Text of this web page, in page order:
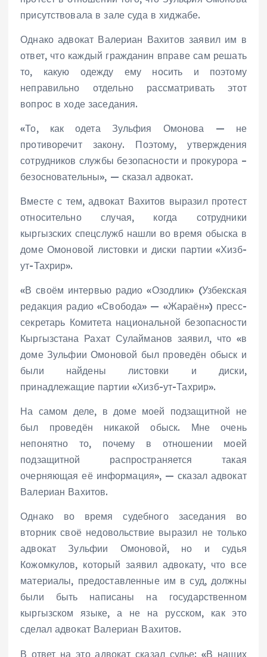
присутствовала в зале суда в хиджабе.
Однако адвокат Валериан Вахитов заявил им в
ответ, что каждый гражданин вправе сам решать
то, какую одежду ему носить и поэтому
неправильно отдельно рассматривать этот
вопрос в ходе заседания.
«То, как одета Зульфия Омонова — не
противоречит закону. Поэтому, утверждения
сотрудников службы безопасности и прокурора –
безосновательны», — сказал адвокат.
Вместе с тем, адвокат Вахитов выразил протест
относительно случая, когда сотрудники
кыргызских спецслужб нашли во время обыска в
доме Омоновой листовки и диски партии «Хизб-
ут-Тахрир».
«В своём интервью радио «Озодлик» (Узбекская
редакция радио «Свобода» — «Жараён») пресс-
секретарь Комитета национальной безопасности
Кыргызстана Рахат Сулайманов заявил, что «в
доме Зульфии Омоновой был проведён обыск и
были найдены листовки и диски,
принадлежащие партии «Хизб-ут-Тахрир».
На самом деле, в доме моей подзащитной не
был проведён никакой обыск. Мне очень
непонятно то, почему в отношении моей
подзащитной распространяется такая
очерняющая её информация», — сказал адвокат
Валериан Вахитов.
Однако во время судебного заседания во
вторник своё недовольствие выразил не только
адвокат Зульфии Омоновой, но и судья
Кожомкулов, который заявил адвокату, что все
материалы, предоставленные им в суд, должны
были быть написаны на государственном
кыргызском языке, а не на русском, как это
сделал адвокат Валериан Вахитов.
В ответ на это адвокат сказал судье: «В наших